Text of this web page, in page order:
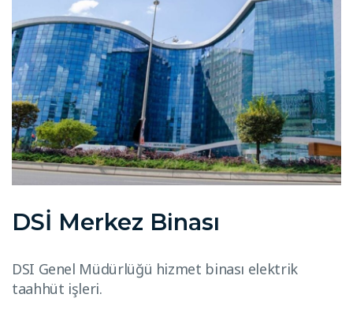
DSİ Merkez Binası
DSI Genel Müdürlüğü hizmet binası elektrik
taahhüt işleri.